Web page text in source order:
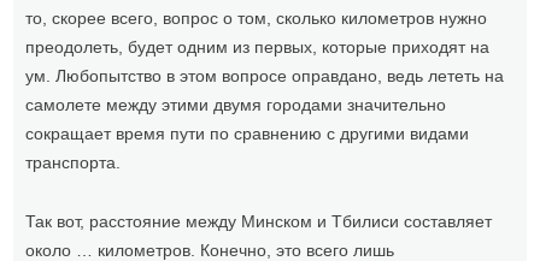
то, скорее всего, вопрос о том, сколько километров нужно
преодолеть, будет одним из первых, которые приходят на
ум. Любопытство в этом вопросе оправдано, ведь лететь на
самолете между этими двумя городами значительно
сокращает время пути по сравнению с другими видами
транспорта.
Так вот, расстояние между Минском и Тбилиси составляет
около … километров. Конечно, это всего лишь